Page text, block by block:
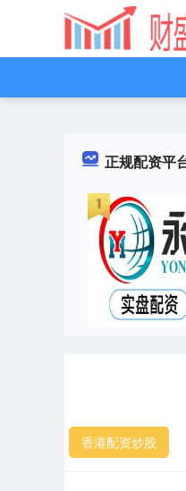
正规配资平
香港配资炒股